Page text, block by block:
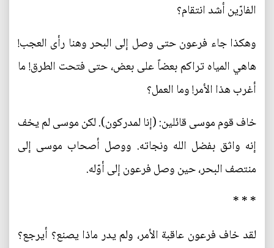
الفارّين أشد انتقام؟
وهكذا جاء فرعون حتى وصل إلى البحر وهنا رأى العجب!
هاهي المياه تراكم بعضاً على بعض، حتى فتحت الطرق! ما
أغرب هذا الأمر! وما العمل؟
خاف قوم موسى قائلين: (إنا لمدركون). لكن موسى لم يخف
إنه واثق بفضل الله ونجاته. ووصل أصحاب موسى إلى
منتصف البحر، حين وصل فرعون إلى أوّله.
* * *
لقد خاف فرعون عاقبة الأمر، ولم يدر ماذا يصنع؟ أيرجع؟